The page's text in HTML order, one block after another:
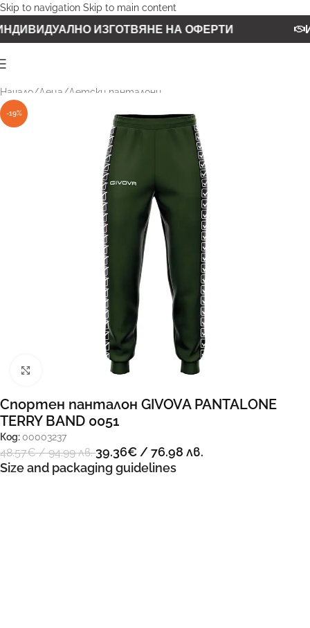
Skip to navigation Skip to main content
ИЗГОТВЯНЕ НА ОФЕРТИ
Начало/Деца /Детски панталони
-19%
Спортен панталон GIVOVA PANTALONE
TERRY BAND 0051
Код: 00003237
48.57€/ 94.99 лв.39.36€ / 76.98 лв.
Size and packaging guidelines